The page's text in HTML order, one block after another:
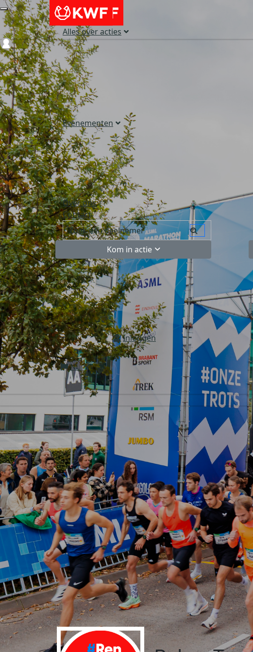
Alles over acties
Evenementen
Over ons
Contact
Kom in actie
Inloggen
NL
Login